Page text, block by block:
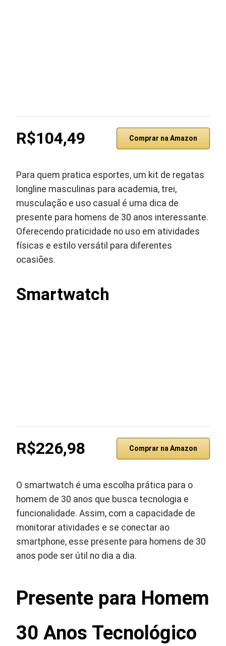
R$104,49 Comprar na Amazon
Para quem pratica esportes, um kit de regatas
longline masculinas para academia, trei,
musculação e uso casual é uma dica de
presente para homens de 30 anos interessante.
Oferecendo praticidade no uso em atividades
físicas e estilo versátil para diferentes
ocasiões.
Smartwatch
R$226,98 Comprar na Amazon
O smartwatch é uma escolha prática para o
homem de 30 anos que busca tecnologia e
funcionalidade. Assim, com a capacidade de
monitorar atividades e se conectar ao
smartphone, esse presente para homens de 30
anos pode ser útil no dia a dia.
Presente para Homem
30 Anos Tecnológico